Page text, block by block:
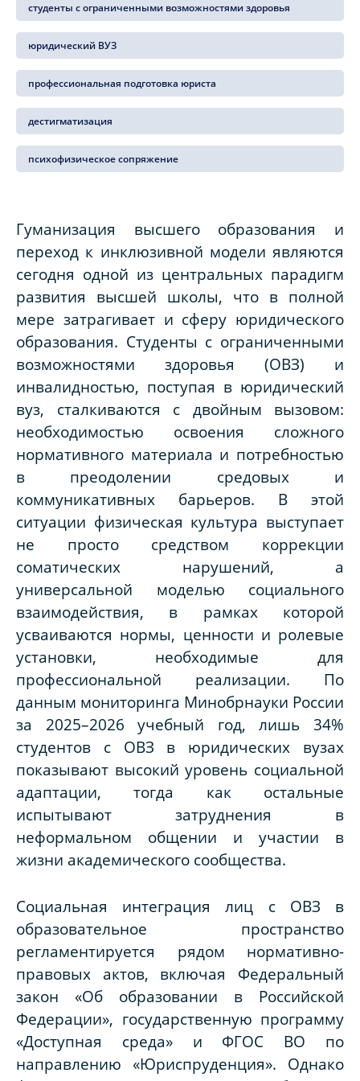
студенты с ограниченными возможностями здоровья
юридический ВУЗ
профессиональная подготовка юриста
дестигматизация
психофизическое сопряжение
Гуманизация высшего образования и
переход к инклюзивной модели являются
сегодня одной из центральных парадигм
развития высшей школы, что в полной
мере затрагивает и сферу юридического
образования. Студенты с ограниченными
возможностями здоровья (ОВЗ) и
инвалидностью, поступая в юридический
вуз, сталкиваются с двойным вызовом:
необходимостью освоения сложного
нормативного материала и потребностью
в преодолении средовых и
коммуникативных барьеров. В этой
ситуации физическая культура выступает
не просто средством коррекции
соматических нарушений, а
универсальной моделью социального
взаимодействия, в рамках которой
усваиваются нормы, ценности и ролевые
установки, необходимые для
профессиональной реализации. По
данным мониторинга Минобрнауки России
за 2025–2026 учебный год, лишь 34%
студентов с ОВЗ в юридических вузах
показывают высокий уровень социальной
адаптации, тогда как остальные
испытывают затруднения в
неформальном общении и участии в
жизни академического сообщества.
Социальная интеграция лиц с ОВЗ в
образовательное пространство
регламентируется рядом нормативно-
правовых актов, включая Федеральный
закон «Об образовании в Российской
Федерации», государственную программу
«Доступная среда» и ФГОС ВО по
направлению «Юриспруденция». Однако